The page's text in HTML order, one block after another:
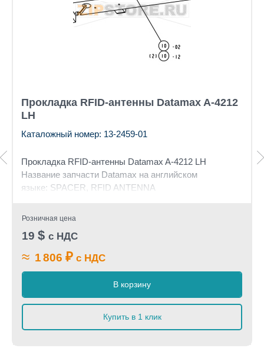
Прокладка RFID-антенны Datamax A-4212
LH
Каталожный номер: 13-2459-01
Прокладка RFID-антенны Datamax A-4212 LH
Название запчасти Datamax на английском
языке: SPACER, RFID ANTENNA
Розничная цена
19 $ с НДС
≈ 1 806 ₽ с НДС
В корзину
Купить в 1 клик